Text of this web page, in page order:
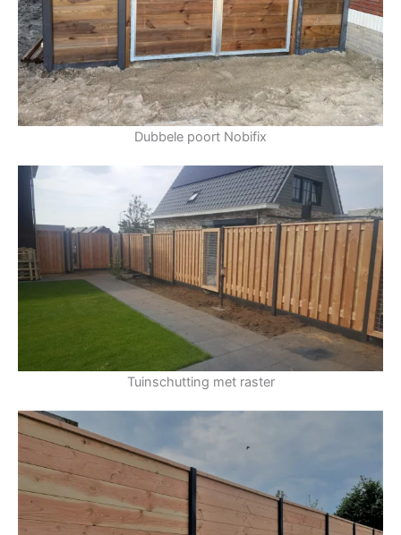
Dubbele poort Nobifix
Tuinschutting met raster